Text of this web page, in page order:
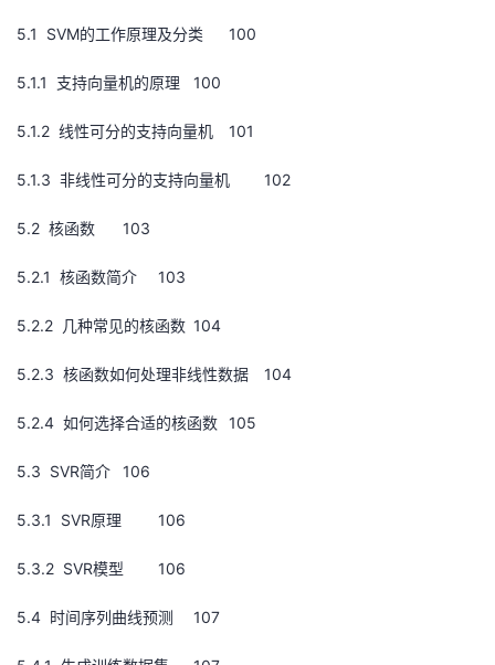
5.1 SVM的工作原理及分类 100
5.1.1 支持向量机的原理 100
5.1.2 线性可分的支持向量机 101
5.1.3 非线性可分的支持向量机 102
5.2 核函数 103
5.2.1 核函数简介 103
5.2.2 几种常见的核函数 104
5.2.3 核函数如何处理非线性数据 104
5.2.4 如何选择合适的核函数 105
5.3 SVR简介 106
5.3.1 SVR原理 106
5.3.2 SVR模型 106
5.4 时间序列曲线预测 107